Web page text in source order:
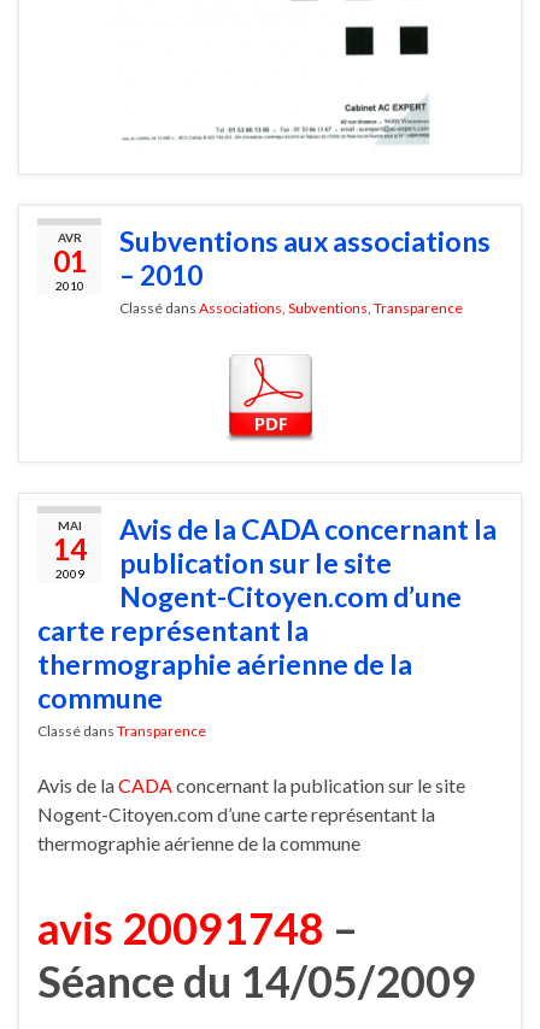
AVR
01
2010
Subventions aux associations
– 2010
Classé dans Associations Subventions Transparence
MAI
14
2009
Avis de la CADA concernant la
publication sur le site
Nogent-Citoyen.com d’une
carte représentant la
thermographie aérienne de la
commune
Classé dans Transparence
Avis de laCADAconcernant la publication sur le site
Nogent-Citoyen.com d’une carte représentant la
thermographie aérienne de la commune
avis 20091748 –
Séance du 14/05/2009